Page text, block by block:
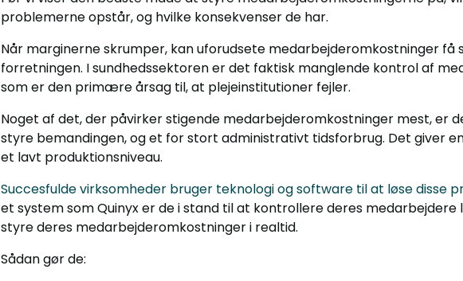
problemerne opstår, og hvilke konsekvenser de har.
Når marginerne skrumper, kan uforudsete medarbejderomkostninger få
forretningen. I sundhedssektoren er det faktisk manglende kontrol af
som er den primære årsag til, at plejeinstitutioner fejler.
Noget af det, der påvirker stigende medarbejderomkostninger mest, er
styre bemandingen, og et for stort administrativt tidsforbrug. Det giver
et lavt produktionsniveau.
Succesfulde virksomheder bruger teknologi og software til at løse disse
et system som Quinyx er de i stand til at kontrollere deres
styre deres medarbejderomkostninger i realtid.
Sådan gør de: